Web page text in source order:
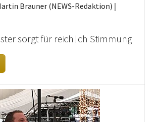
Brauner (NEWS-Redaktion) |
sorgt für reichlich Stimmung